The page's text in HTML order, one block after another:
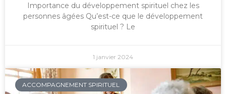
Importance du développement spirituel chez les
personnes âgées Qu’est-ce que le développement
spirituel ? Le
1 janvier 2024
ACCOMPAGNEMENT SPIRITUEL